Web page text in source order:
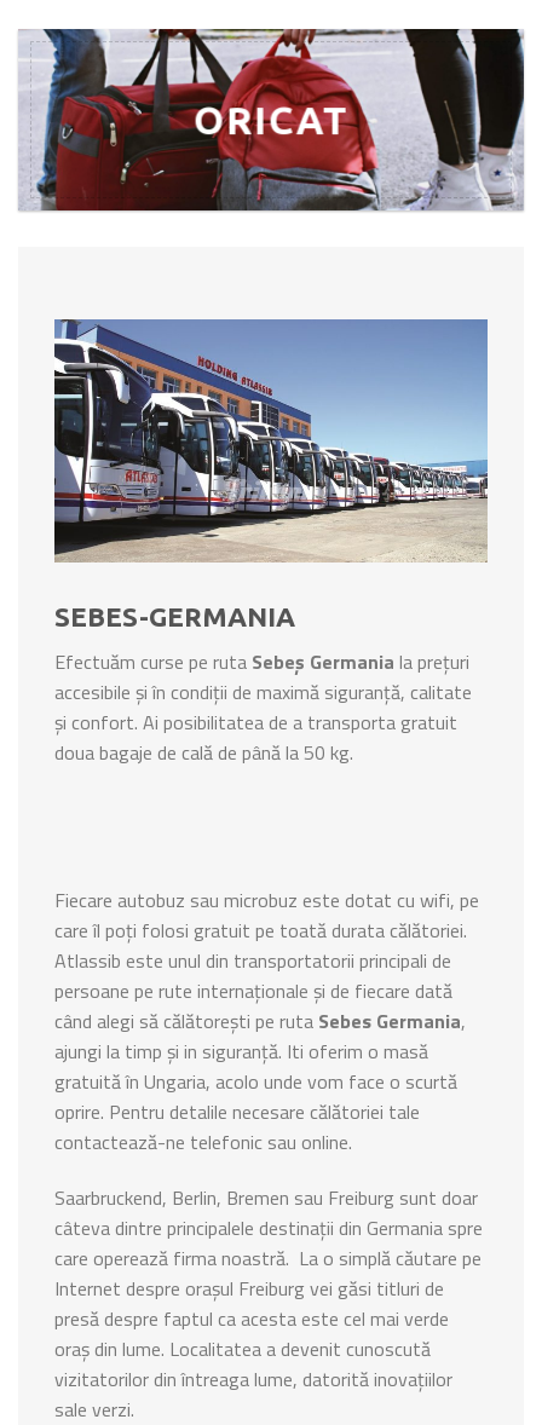
ORICAT
SEBES-GERMANIA
Efectuăm curse pe ruta Sebeș Germania la prețuri
accesibile și în condiții de maximă siguranță, calitate
și confort. Ai posibilitatea de a transporta gratuit
doua bagaje de cală de până la 50 kg.
Fiecare autobuz sau microbuz este dotat cu wifi, pe
care îl poți folosi gratuit pe toată durata călătoriei.
Atlassib este unul din transportatorii principali de
persoane pe rute internaționale și de fiecare dată
când alegi să călătorești pe ruta Sebes Germania,
ajungi la timp și in siguranță. Iti oferim o masă
gratuită în Ungaria, acolo unde vom face o scurtă
oprire. Pentru detalile necesare călătoriei tale
contactează-ne telefonic sau online.
Saarbruckend, Berlin, Bremen sau Freiburg sunt doar
câteva dintre principalele destinații din Germania spre
care operează firma noastră. La o simplă căutare pe
Internet despre orașul Freiburg vei găsi titluri de
presă despre faptul ca acesta este cel mai verde
oraş din lume. Localitatea a devenit cunoscută
vizitatorilor din întreaga lume, datorită inovațiilor
sale verzi.